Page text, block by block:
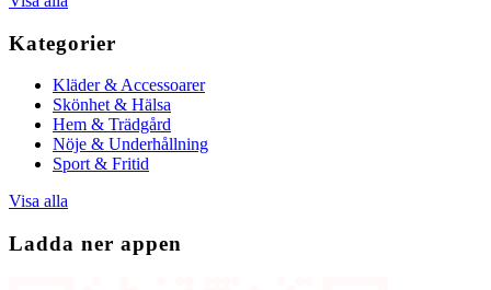
Kategorier
Kläder & Accessoarer
Skönhet & Hälsa
Hem & Trädgård
Nöje & Underhållning
Sport & Fritid
Visa alla
Ladda ner appen